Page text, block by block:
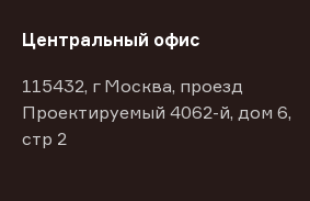
Центральный офис
115432, г Москва, проезд
Проектируемый 4062-й, дом 6,
стр 2